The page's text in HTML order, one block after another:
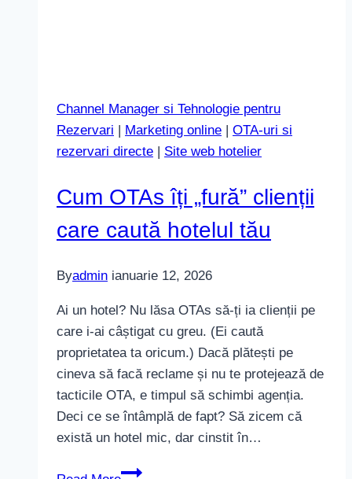
Channel Manager si Tehnologie pentru
Rezervari
Marketing online
OTA-uri si
rezervari directe
Site web hotelier
Cum OTAs îți „fură” clienții
care caută hotelul tău
Byadmin ianuarie 12, 2026
Ai un hotel? Nu lăsa OTAs să-ți ia clienții pe
care i-ai câștigat cu greu. (Ei caută
proprietatea ta oricum.) Dacă plătești pe
cineva să facă reclame și nu te protejează de
tacticile OTA, e timpul să schimbi agenția.
Deci ce se întâmplă de fapt? Să zicem că
există un hotel mic, dar cinstit în…
Cum